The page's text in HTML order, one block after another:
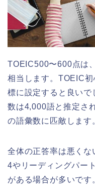
TOEIC500〜600点は
相当します。TOEIC
標に設定すると良い
数は4,000語と推定さ
の語彙数に匹敵します
全体の正答率は悪くな
4やリーディングパー
がある場合が多いです